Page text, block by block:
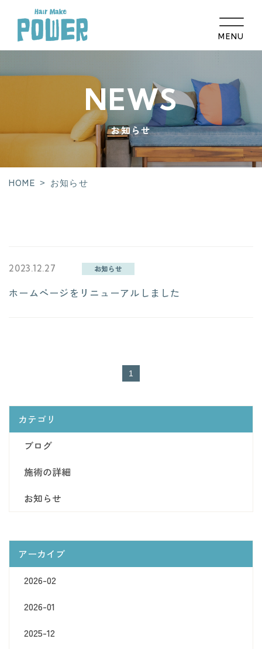
MENU
コンセプト
髪のお悩み相談
メニュー
- 運営会社：合同会社StandByU -
お知らせ
NEWS
お知らせ
HOME > お知らせ
2023.12.27 お知らせ
ホームページをリニューアルしました
1
カテゴリ
ブログ
施術の詳細
お知らせ
アーカイブ
2026-02
2026-01
2025-12